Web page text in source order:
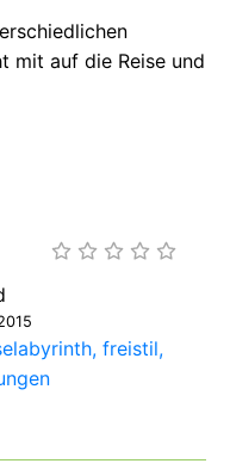
mit auf die Reise und
freistil